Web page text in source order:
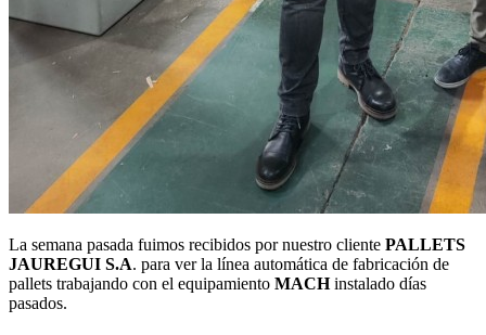
La semana pasada fuimos recibidos por nuestro cliente PALLETS
JAUREGUI S.A. para ver la línea automática de fabricación de
pallets trabajando con el equipamiento MACHinstalado días
pasados.